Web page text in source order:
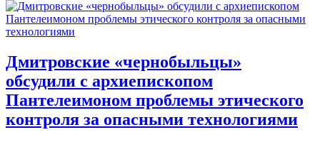
Дмитровские «чернобыльцы»
обсудили с архиепископом
Пантелеимоном проблемы этического
контроля за опасными технологиями